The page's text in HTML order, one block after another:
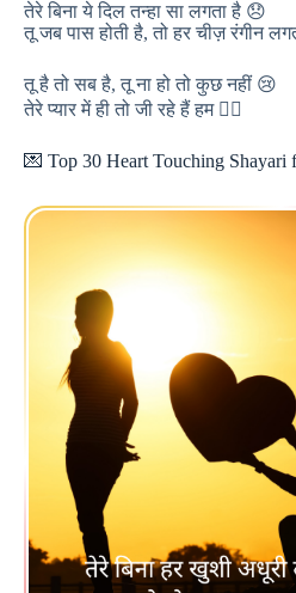
तेरे बिना ये दिल तन्हा सा लगता है 😞
तू जब पास होती है, तो हर चीज़ रंगीन
तू है तो सब है, तू ना हो तो कुछ नहीं 😢
तेरे प्यार में ही तो जी रहे हैं हम ❤️‍🔥
💌 Top 30 Heart Touching Shayari